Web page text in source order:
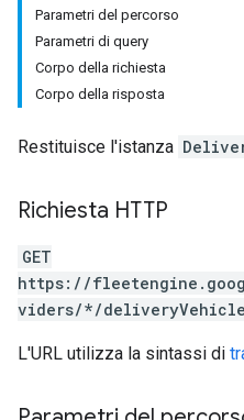
Parametri del percorso
Parametri di query
Corpo della richiesta
Corpo della risposta
Restituisce l'istanza
Richiesta HTTP
GET
https://
viders/*/
L'URL utilizza la sintassi di